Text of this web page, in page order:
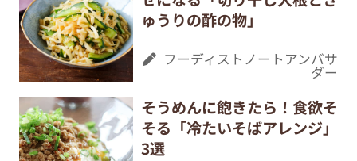
ゅうりの酢の物」
フーディストノートアンバサ
ダー
そうめんに飽きたら！食欲そ
そる「冷たいそばアレンジ」
3選